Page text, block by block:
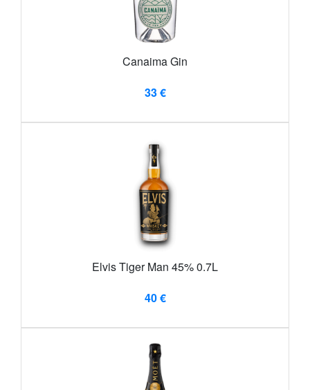
Canaima Gin
33 €
Elvis Tiger Man 45% 0.7L
40 €